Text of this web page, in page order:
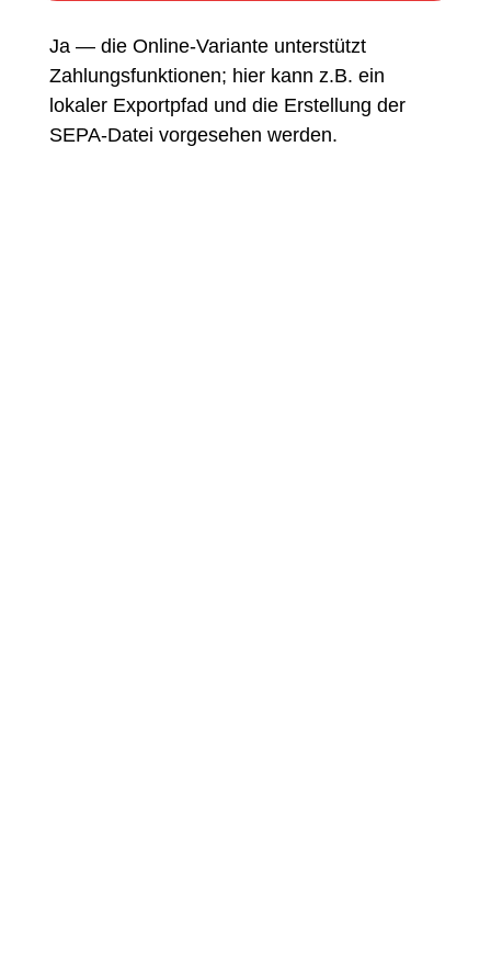
Ja — die Online-Variante unterstützt
Zahlungsfunktionen; hier kann z.B. ein
lokaler Exportpfad und die Erstellung der
SEPA-Datei vorgesehen werden.